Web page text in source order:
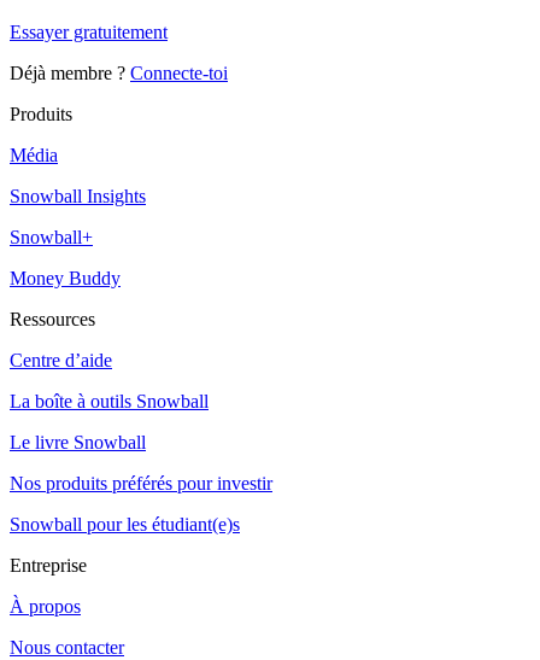
Essayer gratuitement
Déjà membre ? Connecte-toi
Produits
Média
Snowball Insights
Snowball+
Money Buddy
Ressources
Centre d’aide
La boîte à outils Snowball
Le livre Snowball
Nos produits préférés pour investir
Snowball pour les étudiant(e)s
Entreprise
À propos
Nous contacter